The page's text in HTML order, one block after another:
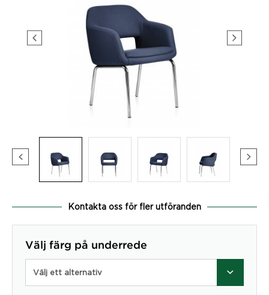
Kontakta oss för fler utföranden
Välj färg på underrede
Välj ett alternativ